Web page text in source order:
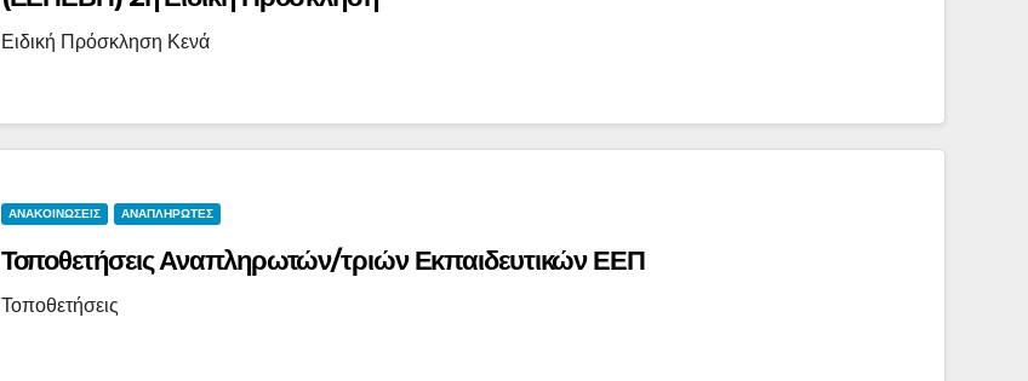
Ειδική Πρόσκληση Κενά
ΑΝΑΚΟΙΝΩΣΕΙΣ ΑΝΑΠΛΗΡΩΤΕΣ
Τοποθετήσεις Αναπληρωτών/τριών Εκπαιδευτικών ΕΕΠ
Τοποθετήσεις